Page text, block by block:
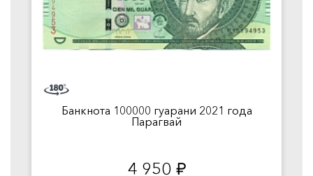
Банкнота 100000 гуарани 2021 года
Парагвай
4 950 руб.